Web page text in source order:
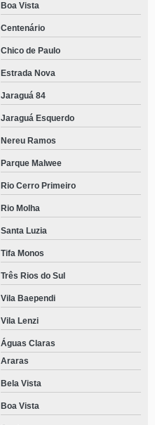
Boa Vista
Centenário
Chico de Paulo
Estrada Nova
Jaraguá 84
Jaraguá Esquerdo
Nereu Ramos
Parque Malwee
Rio Cerro Primeiro
Rio Molha
Santa Luzia
Tifa Monos
Três Rios do Sul
Vila Baependi
Vila Lenzi
Águas Claras
Araras
Bela Vista
Boa Vista